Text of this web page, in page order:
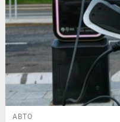
АВТО